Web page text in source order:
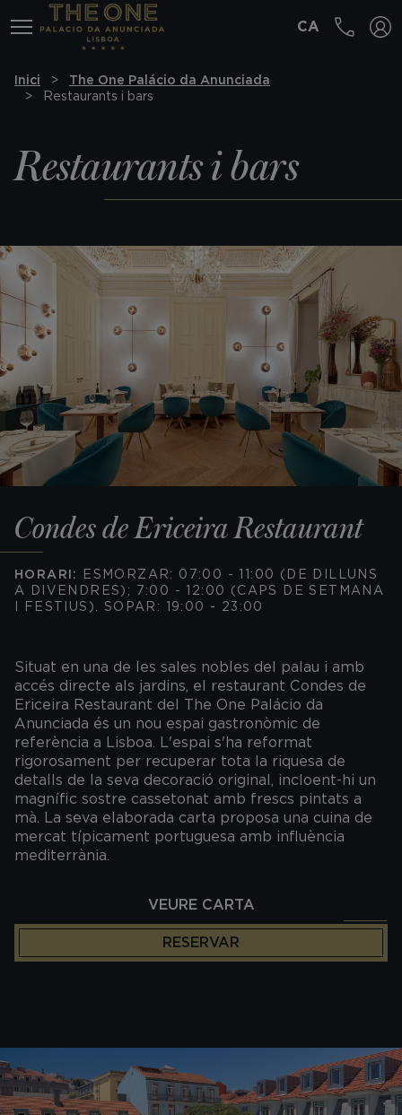
MENÚ CA
Inici
The One Palácio da Anunciada
Restaurants i bars
Restaurants i bars
Condes de Ericeira Restaurant
HORARI:
ESMORZAR: 07:00 - 11:00 (DE DILLUNS
A DIVENDRES); 7:00 - 12:00 (CAPS DE SETMANA
I FESTIUS). SOPAR: 19:00 - 23:00
Situat en una de les sales nobles del palau i amb
accés directe als jardins, el restaurant Condes de
Ericeira Restaurant del The One Palácio da
Anunciada és un nou espai gastronòmic de
referència a Lisboa. L'espai s'ha reformat
rigorosament per recuperar tota la riquesa de
detalls de la seva decoració original, incloent-hi un
magnífic sostre cassetonat amb frescs pintats a
mà. La seva elaborada carta proposa una cuina de
mercat típicament portuguesa amb influència
mediterrània.
VEURE CARTA
RESERVAR